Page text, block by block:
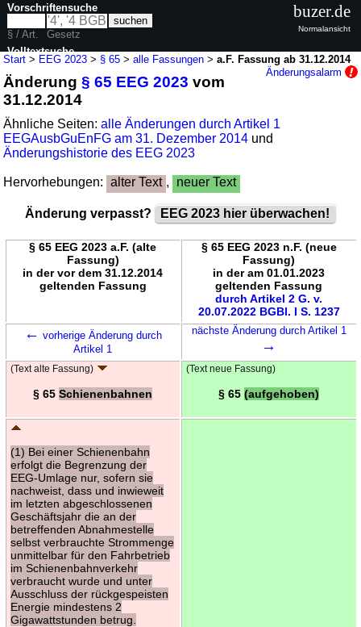
Start > EEG 2023 > § 65 >alle Fassungen >a.F. Fassung ab 31.12.2014
Änderungsalarm
Änderung§ 65 EEG 2023 vom
31.12.2014
Ähnliche Seiten:alle Änderungen durch Artikel 1
EEGAusbGuEnFG am 31. Dezember 2014 und
Änderungshistorie des EEG 2023
Hervorhebungen: alter Text , neuer Text
Änderung verpasst? EEG 2023 hier überwachen!
§ 65 EEG 2023 a.F. (alte
Fassung)
in der vor dem 31.12.2014
geltenden Fassung
§ 65 EEG 2023 n.F. (neue
Fassung)
in der am 01.01.2023
geltenden Fassung
durch Artikel 2 G. v.
20.07.2022 BGBl. I S. 1237
← vorherige Änderung durch
Artikel 1
nächste Änderung durch Artikel 1
→
(Text alte Fassung)
§ 65 Schienenbahnen
(Text neue Fassung)
§ 65 (aufgehoben)
(1) Bei einer Schienenbahn
erfolgt die Begrenzung der
EEG-Umlage nur, sofern sie
nachweist, dass und inwieweit
im letzten abgeschlossenen
Geschäftsjahr die an der
betreffenden Abnahmestelle
selbst verbrauchte Strommenge
unmittelbar für den Fahrbetrieb
im Schienenbahnverkehr
verbraucht wurde und unter
Ausschluss der rückgespeisten
Energie mindestens 2
Gigawattstunden betrug.
Vorschriftensuche
§ / Art.
Gesetz
Volltextsuche
nur in EEG 2023
buzer.de
Normalansicht